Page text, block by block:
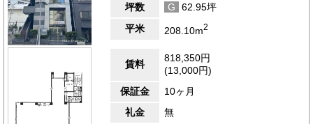
坪数
G
62.95坪
平米
208.10m2
賃料
818,350円
(13,000円)
保証金
10ヶ月
礼金
無